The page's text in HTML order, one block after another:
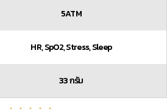
5ATM
HR, SpO2, Stress, Sleep
33 กรัม